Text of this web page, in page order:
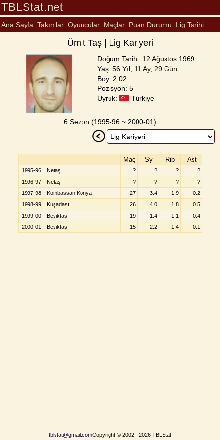
TBLStat.net
Ana Sayfa Takımlar Oyuncular Maçlar Puan Durumu Lig Tarihi
Ümit Taş | Lig Kariyeri
Doğum Tarihi: 12 Ağustos 1969
Yaş: 56 Yıl, 11 Ay, 29 Gün
Boy: 2.02
Pozisyon: 5
Uyruk:
Türkiye
6 Sezon (1995-96 ~ 2000-01)
Maç Sy Rib Ast
1995-96 Netaş ? ? ?
?
1996-97
Netaş ? ? ?
?
1997-98
Kombassan Konya 27 3.4 1.9
0.2
1998-99
Kuşadası 26 4.0 1.8
0.5
1999-00
Beşiktaş 19 1.4 1.1
0.4
2000-01
Beşiktaş 15 2.2 1.4 0.1
tblstat@gmail.comCopyright © 2002 - 2026 TBLStat